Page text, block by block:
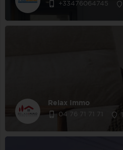
+33476064745
Relax Immo
04 76 71 71 71